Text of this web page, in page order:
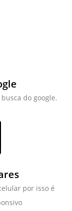
do google.
por isso é